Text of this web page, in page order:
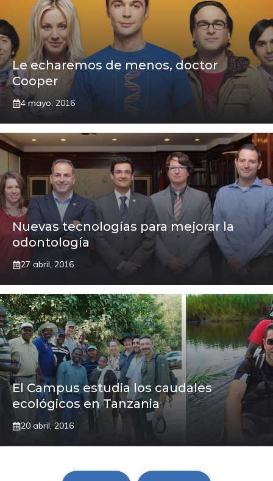
Le echaremos de menos, doctor
Cooper
4 mayo, 2016
Nuevas tecnologías para mejorar la
odontología
27 abril, 2016
El Campus estudia los caudales
ecológicos en Tanzania
20 abril, 2016